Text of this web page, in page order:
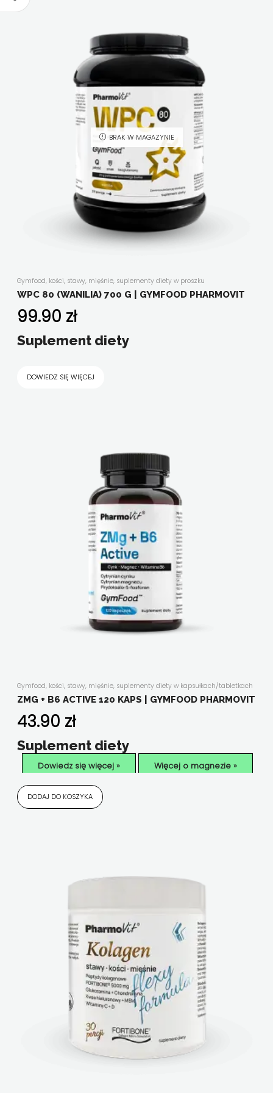
BRAK W MAGAZYNIE
Gymfood, kości, stawy, mięśnie, suplementy diety w proszku
WPC 80 (WANILIA) 700 G | GYMFOOD PHARMOVIT
99.90 zł
Suplement diety
DOWIEDZ SIĘ WIĘCEJ
Gymfood, kości, stawy, mięśnie, suplementy diety w kapsułkach/tabletkach
ZMG + B6 ACTIVE 120 KAPS | GYMFOOD PHARMOVIT
43.90 zł
Suplement diety
Dowiedz się więcej » Więcej o magnezie »
DODAJ DO KOSZYKA